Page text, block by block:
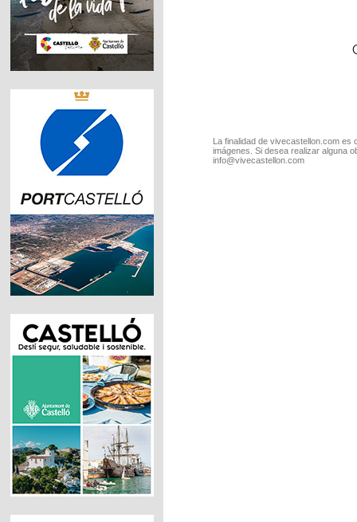
La finalidad de vivecastellon.com
imágenes. Si desea realizar alguna
info@vivecastellon.com